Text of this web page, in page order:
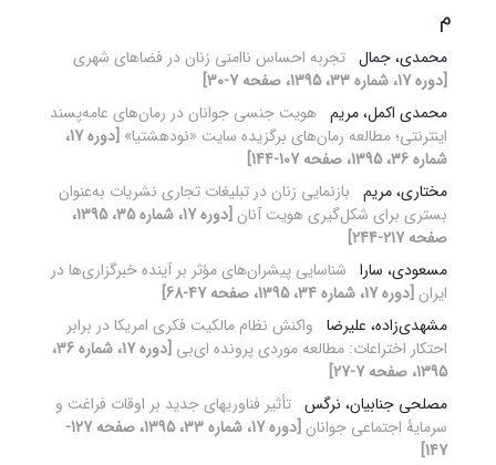
م
محمدی، جمال تجربه احساس ناامنی زنان در فضاهای شهری
[دوره 17، شماره 33، 1395، صفحه 7-30]
محمدی اکمل، مریم هویت جنسی جوانان در رمان‌های عامه‌پسند
اینترنتی؛ مطالعه رمان‌های برگزیده سایت «نودهشتیا»
[دوره 17،
شماره 36، 1395، صفحه 107-144]
مختاری، مریم بازنمایی زنان در تبلیغات تجاری نشریات به‌عنوان
بستری برای شکل‌گیری هویت آنان
[دوره 17، شماره 35، 1395،
صفحه 217-244]
مسعودی، سارا شناسایی پیشران‌های مؤثر بر آینده خبرگزاری‌ها در
ایران [دوره 17، شماره 34، 1395، صفحه 47-68]
مشهدی‌زاده، علیرضا واکنش نظام مالکیت فکری امریکا در برابر
احتکار اختراعات: مطالعه موردی پرونده ای‌بی
[دوره 17، شماره 36،
1395، صفحه 7-27]
مصلحی جنابیان، نرگس تأثیر فناوری‏های جدید بر اوقات فراغت و
سرمایۀ اجتماعی جوانان
[دوره 17، شماره 33، 1395، صفحه 127-
147]